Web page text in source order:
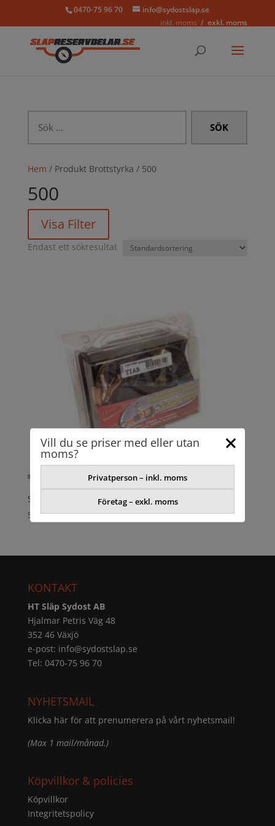
0470-75 96 70
info@sydostslap.se
inkl. moms
exkl. moms
efter:
Hem / Produkt Brottstyrka / 500
500
Visa Filter
Endast ett sökresultat
SPÄNNBAND
566,28kr exkl. moms
KONTAKT
HT Släp Sydost AB
Hjalmar Petris Väg 48
352 46 Växjö
e-post: info@sydostslap.se
Tel: 0470-75 96 70
NYHETSMAIL
Klicka här för att prenumerera på vårt nyhetsmail!
(Max 1 mail/månad.)
Köpvillkor & policies
Köpvillkor
Integritetspolicy
Vill du se priser med eller utan
moms?
Privatperson – inkl. moms
Företag – exkl. moms